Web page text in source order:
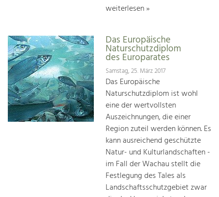
weiterlesen »
Das Europäische
Naturschutzdiplom
des Europarates
Samstag, 25. März 2017
Das Europäische
Naturschutzdiplom ist wohl
eine der wertvollsten
Auszeichnungen, die einer
Region zuteil werden können. Es
kann ausreichend geschützte
Natur- und Kulturlandschaften -
im Fall der Wachau stellt die
Festlegung des Tales als
Landschaftsschutzgebiet zwar